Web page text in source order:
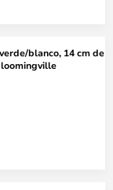
blanco, 14 cm de